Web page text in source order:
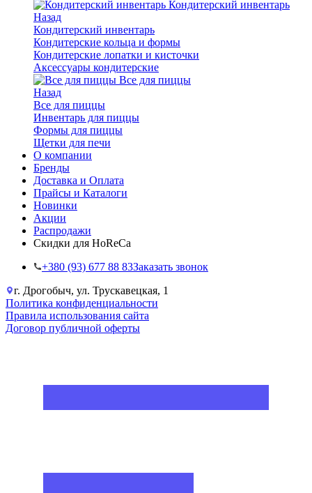
Кондитерский инвентарь
Назад
Кондитерский инвентарь
Кондитерские кольца и формы
Кондитерские лопатки и кисточки
Аксессуары кондитерские
Все для пиццы
Назад
Все для пиццы
Инвентарь для пиццы
Формы для пиццы
Щетки для печи
О компании
Бренды
Доставка и Оплата
Прайсы и Каталоги
Новинки
Акции
Распродажи
Скидки для HoReCa
+38‎0 (93) 677 88 83Заказать звонок
г. Дрогобыч, ул. Трускавецкая, 1
Политика конфиденциальности
Правила использования сайта
Договор публичной оферты